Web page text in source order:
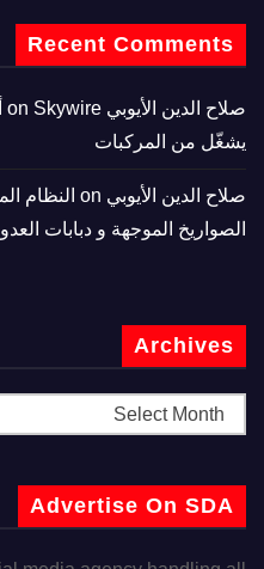
Recent Comments
صلاح الدين الأيوبي
يشغّل من المركبات
صلاح الدين الأيوبي
النظام
الصواريخ الموجهة و دبابات العدو
Archives
Advertise On SDA